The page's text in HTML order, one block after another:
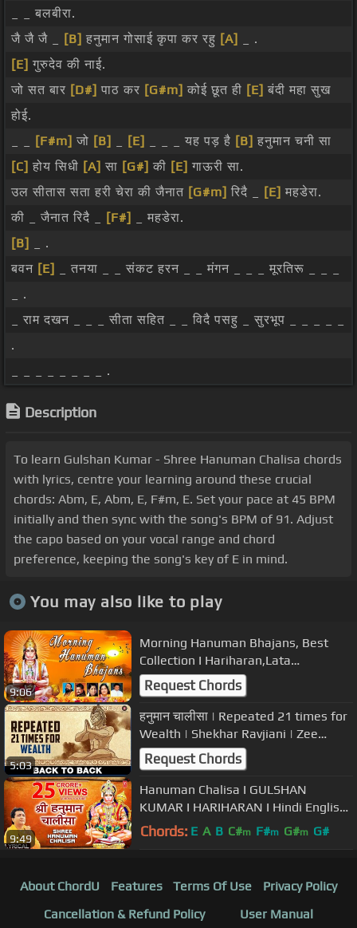
_ _ बलबीरा.
जै जै जै _
[B] हनुमान गोसाई कृपा कर रहु [A]
_ .
[E] गुरुदेव की नाई.
जो सत बार [D#] पाठ कर [G#m] कोई छूत ही [E] बंदी महा सुख
होई.
[F#m] जो [B] [E] _ _ _ यह पड़ है [B] हनुमान चनी सा
[C] होय सिधी [A] सा [G#] की [E] गाऊरी सा.
उल सीतास सता हरी चेरा की जैनात [G#m] रिदै _ [E] महडेरा.
की _ जैनात रिदै _
[F#]
_ महडेरा.
[B]
_ .
बवन [E]
_ तनया _ _ संकट हरन _ _ मंगन _ _ _ मूरतिरू _ _ _
_ .
_ राम दखन _ _ _ सीता सहित _ _ विदै पसहु _ सुरभूप _ _ _ _ _
.
_ _ _ _ _ _ _ _ .
Description
To learn Gulshan Kumar - Shree Hanuman Chalisa chords
with lyrics, centre your learning around these crucial
chords: Abm, E, Abm, E, F#m, E. Set your pace at 45 BPM
initially and then sync with the song's BPM of 91. Adjust
the capo based on your vocal range and chord
preference, keeping the song's key of E in mind.
You may also like to play
9:06
Morning Hanuman Bhajans, Best
Collection I Hariharan,Lata
Mangeshkar,Hariom
Sharan,Anuradha Paudwal
Request Chords
5:03
हनुमान चालीसा | Repeated 21 times for
Wealth | Shekhar Ravjiani | Zee
Music Devotional
Request Chords
9:49
Hanuman Chalisa I GULSHAN
KUMAR I HARIHARAN I Hindi English
Lyrics I Lyrical Video
Chords: E A B C#m F#m G#m G#
About ChordU Features Terms Of Use
Privacy Policy
Cancellation & Refund Policy
User Manual